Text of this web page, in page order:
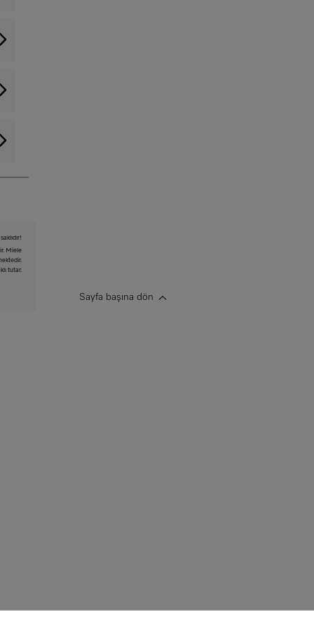
Miele
tutar.
Sayfa başına dön